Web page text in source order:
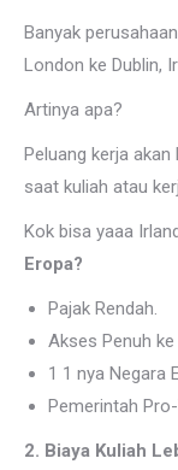
Banyak
London ke Dublin,
Artinya apa?
Peluang kerja
saat kuliah atau
Kok bisa yaaa
Eropa?
Pajak Rendah.
Akses Penuh ke
1 1 nya Negara
Pemerintah
2. Biaya Kuliah